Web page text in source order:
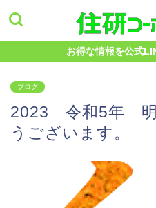
お得な情報を公式
ブログ
2023 令和5年 明
うございます。